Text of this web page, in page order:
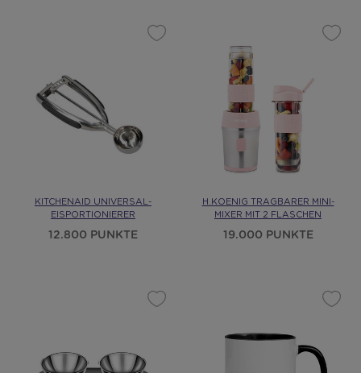
KITCHENAID UNIVERSAL-
EISPORTIONIERER
12.800 PUNKTE
H.KOENIG TRAGBARER MINI-
MIXER MIT 2 FLASCHEN
19.000 PUNKTE